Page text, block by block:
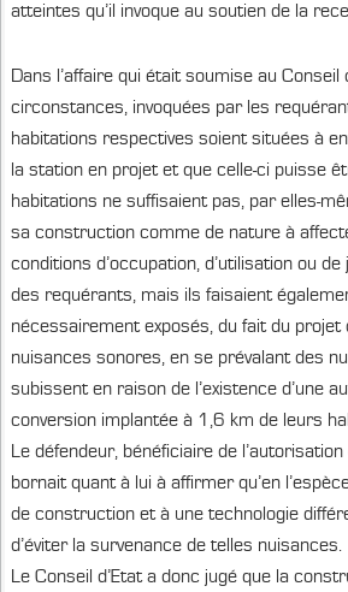
atteintes qu’il invoque au soutien de la
Dans l’affaire qui était soumise au Conseil
circonstances, invoquées par les
habitations respectives soient situées à
la station en projet et que celle-ci puisse
habitations ne suffisaient pas, par elles-
sa construction comme de nature à
conditions d’occupation, d’utilisation ou
des requérants, mais ils faisaient
nécessairement exposés, du fait du projet
nuisances sonores, en se prévalant des
subissent en raison de l’existence d’une
conversion implantée à 1,6 km de leurs
Le défendeur, bénéficiaire de
bornait quant à lui à affirmer qu’en
de construction et à une technologie
d’éviter la survenance de telles nuisances.
Le Conseil d’Etat a donc jugé que la